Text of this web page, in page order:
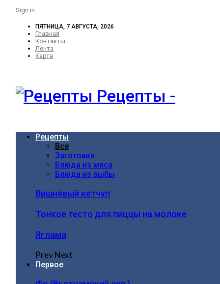
Sign in
ПЯТНИЦА, 7 АВГУСТА, 2026
Главная
Контакты
Лента
Карта
Рецепты -
Рецепты
Все
Заготовки
Блюда из мяса
Блюда из рыбы
Вишнёвый кетчуп
Тонкое тесто для пиццы на молоке
Яглама
PrevNext
Первое